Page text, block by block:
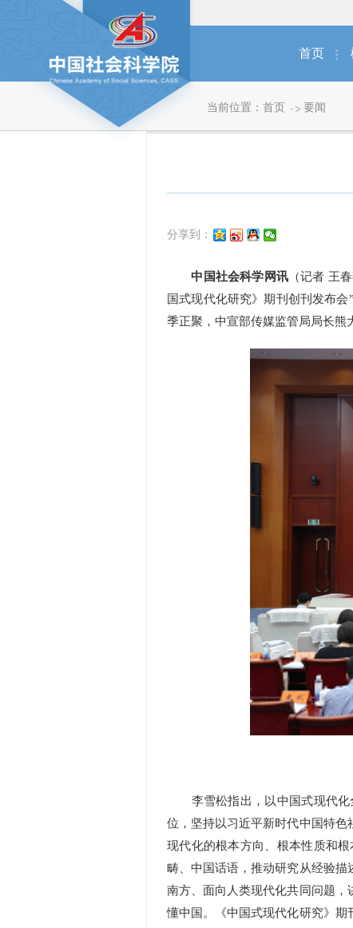
首页
当前位置： 首页 要闻
分享到：
中国社会科学网讯 （记者 王
国式现代化研究》期刊创刊发布
季正聚，中宣部传媒监管局局长熊
李雪松指出，以中国式现代化
位，坚持以习近平新时代中国特
现代化的根本方向、根本性质和
畴、中国话语，推动研究从经验
南方、面向人类现代化共同问题
懂中国。《中国式现代化研究》